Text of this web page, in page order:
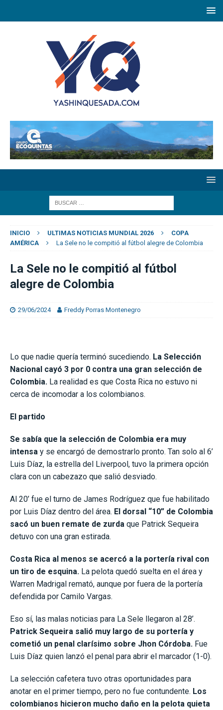
INICIO ULTIMAS NOTICIAS MUNDIAL 2026
COPA
AMÉRICA
La Sele no le compitió al fútbol alegre de Colombia
La Sele no le compitió al fútbol
alegre de Colombia
29/06/2024 Freddy Porras Montenegro
Lo que nadie quería terminó sucediendo. La Selección
Nacional cayó 3 por 0 contra una gran selección de
Colombia. La realidad es que Costa Rica no estuvo ni
cerca de incomodar a los colombianos.
El partido
Se sabía que la selección de Colombia era muy
intensa y se encargó de demostrarlo pronto. Tan solo al 6’
Luis Díaz, la estrella del Liverpool, tuvo la primera opción
clara con un cabezazo que salió desviado.
Al 20’ fue el turno de James Rodríguez que fue habilitado
por Luis Díaz dentro del área. El dorsal “10” de Colombia
sacó un buen remate de zurda que Patrick Sequeira
detuvo con una gran estirada.
Costa Rica al menos se acercó a la portería rival con
un tiro de esquina. La pelota quedó suelta en el área y
Warren Madrigal remató, aunque por fuera de la portería
defendida por Camilo Vargas.
Eso sí, las malas noticias para La Sele llegaron al 28’.
Patrick Sequeira salió muy largo de su portería y
cometió un penal clarísimo sobre Jhon Córdoba. Fue
Luis Díaz quien lanzó el penal para abrir el marcador (1-0).
La selección cafetera tuvo otras oportunidades para
anotar en el primer tiempo, pero no fue contundente. Los
colombianos hicieron mucho daño en la pelota quieta